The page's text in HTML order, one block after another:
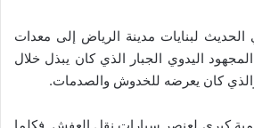
الحديث لبنايات مدينة الرياض إلى معدات
اليدوي الجبار الذي كان يبذل خلال
كان يعرضه للخدوش والصدمات.
كبرى لعنصر سيارات نقل العفش. فكلما